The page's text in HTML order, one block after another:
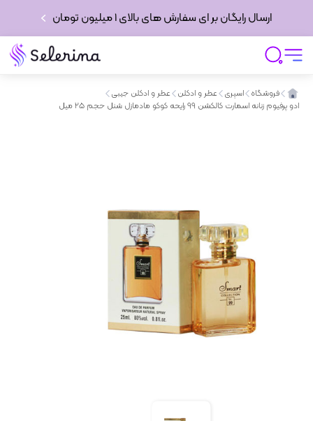
ارسال رایگان بر ای سفارش های بالای 1 میلیون تومان
فروشگاه اسپری عطر و ادکلن
عطر و ادکلن جیبی
ادو پرفیوم زنانه اسمارت کالکشن 99 رایحه کوکو مادمازل شنل حجم 25 میل